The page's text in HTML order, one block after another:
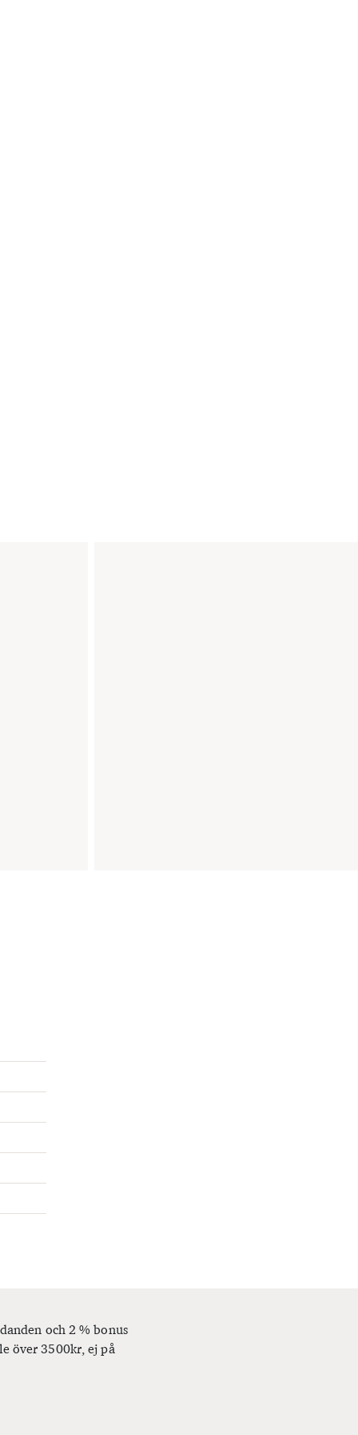
och 2 % bonus
över 3500kr, ej på